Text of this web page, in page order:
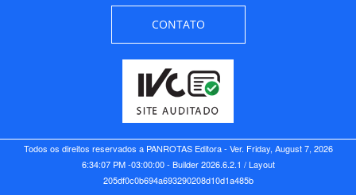
CONTATO
Todos os direitos reservados a PANROTAS Editora - Ver. Friday, August 7, 2026
6:34:07 PM -03:00:00 - Builder 2026.6.2.1 / Layout
205df0c0b694a693290208d10d1a485b